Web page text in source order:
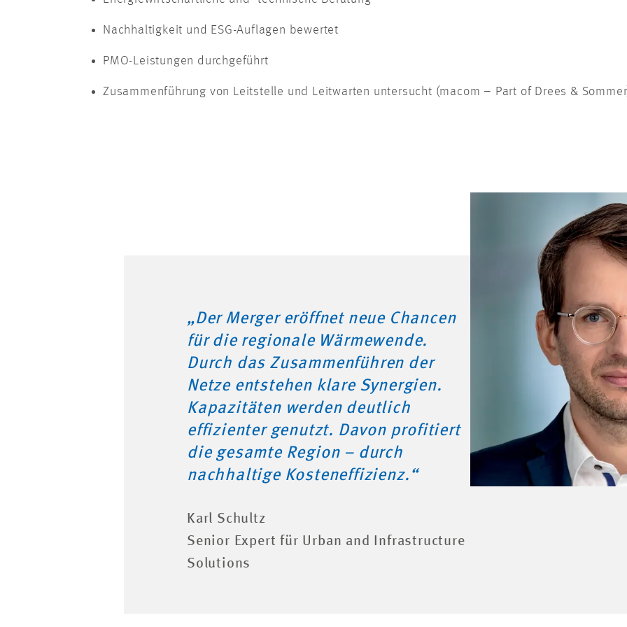
Nachhaltigkeit und ESG-Auflagen bewertet
PMO-Leistungen durchgeführt
Zusammenführung von Leitstelle und Leitwarten untersucht (macom – Part of Drees &
„Der Merger eröffnet neue Chancen
für die regionale Wärmewende.
Durch das Zusammenführen der
Netze entstehen klare Synergien.
Kapazitäten werden deutlich
effizienter genutzt. Davon profitiert
die gesamte Region – durch
nachhaltige Kosteneffizienz.“
Karl Schultz
Senior Expert für Urban and Infrastructure
Solutions